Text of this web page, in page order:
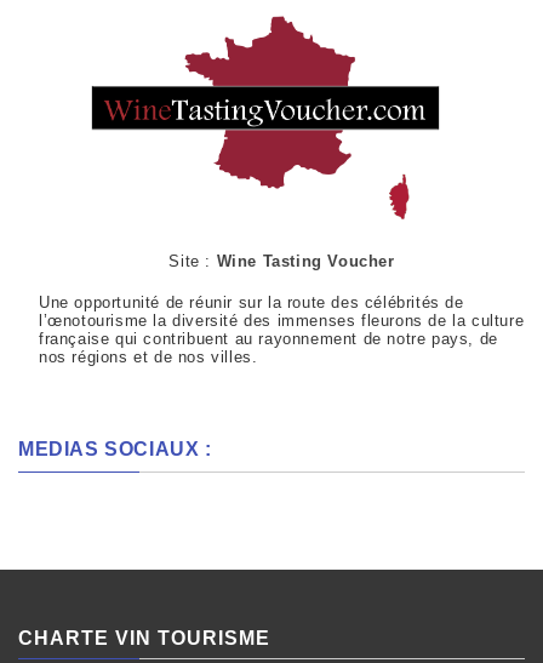
Site : Wine Tasting Voucher
Une opportunité de réunir sur la route des célébrités de
l’œnotourisme la diversité des immenses fleurons de la culture
française qui contribuent au rayonnement de notre pays, de
nos régions et de nos villes.
MEDIAS SOCIAUX :
CHARTE VIN TOURISME